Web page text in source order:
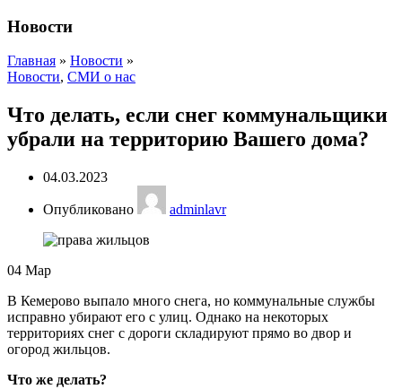
Новости
Главная » Новости »
Новости, СМИ о нас
Что делать, если снег коммунальщики
убрали на территорию Вашего дома?
04.03.2023
Опубликовано adminlavr
04 Мар
В Кемерово выпало много снега, но коммунальные службы
исправно убирают его с улиц. Однако на некоторых
территориях снег с дороги складируют прямо во двор и
огород жильцов.
Что же делать?